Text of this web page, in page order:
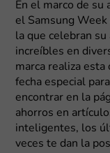
En el marco de su
el Samsung Week
la que celebran
increíbles en
marca realiza esta
fecha especial
encontrar en la
ahorros en
inteligentes, los
veces te dan la